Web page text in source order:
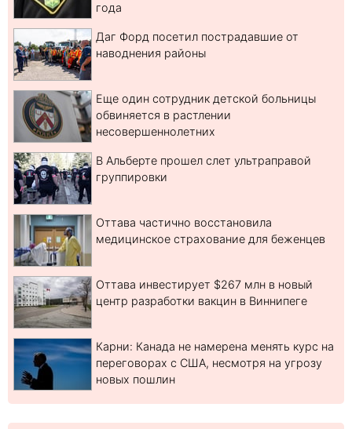
года
Даг Форд посетил пострадавшие от
наводнения районы
Еще один сотрудник детской больницы
обвиняется в растлении
несовершеннолетних
В Альберте прошел слет ультраправой
группировки
Оттава частично восстановила
медицинское страхование для беженцев
Оттава инвестирует $267 млн в новый
центр разработки вакцин в Виннипеге
Карни: Канада не намерена менять курс на
переговорах с США, несмотря на угрозу
новых пошлин